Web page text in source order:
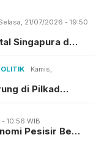
21/07/2026 - 19:50
Singapura d…
Kamis,
di Pilkad…
10:56 WIB
Pesisir Be…